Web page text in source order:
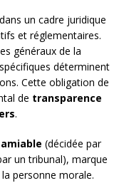
un cadre juridique
et réglementaires.
généraux de la
déterminent
Cette obligation de
de transparence
.
amiable (décidée par
un tribunal), marque
personne morale.